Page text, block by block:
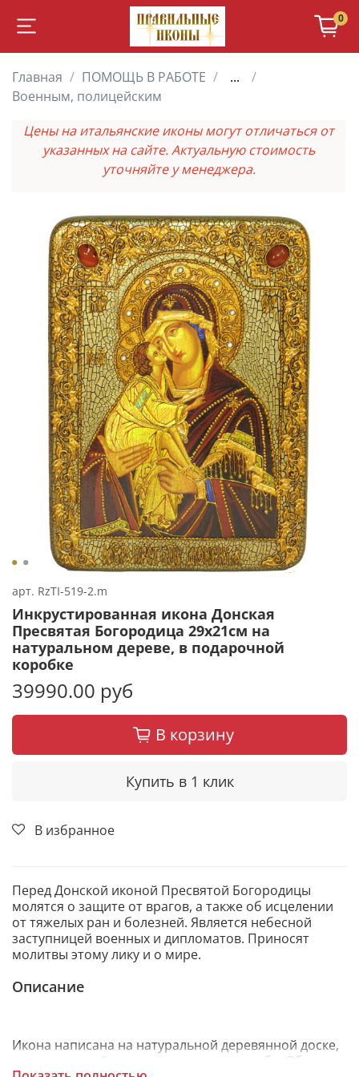
0
Главная ПОМОЩЬ В РАБОТЕ
...
Военным, полицейским
Цены на итальянские иконы могут отличаться от
указанных на сайте. Актуальную стоимость
уточняйте у менеджера.
арт. RzTI-519-2.m
Инкрустированная икона Донская
Пресвятая Богородица 29х21см на
натуральном дереве, в подарочной
коробке
39990.00 руб
В корзину
Купить в 1 клик
В избранное
Перед Донской иконой Пресвятой Богородицы
молятся о защите от врагов, а также об исцелении
от тяжелых ран и болезней. Является небесной
заступницей военных и дипломатов. Приносят
молитвы этому лику и о мире.
Описание
Икона написана на натуральной деревянной доске,
изготовленной из массива мореного дуба. Образ